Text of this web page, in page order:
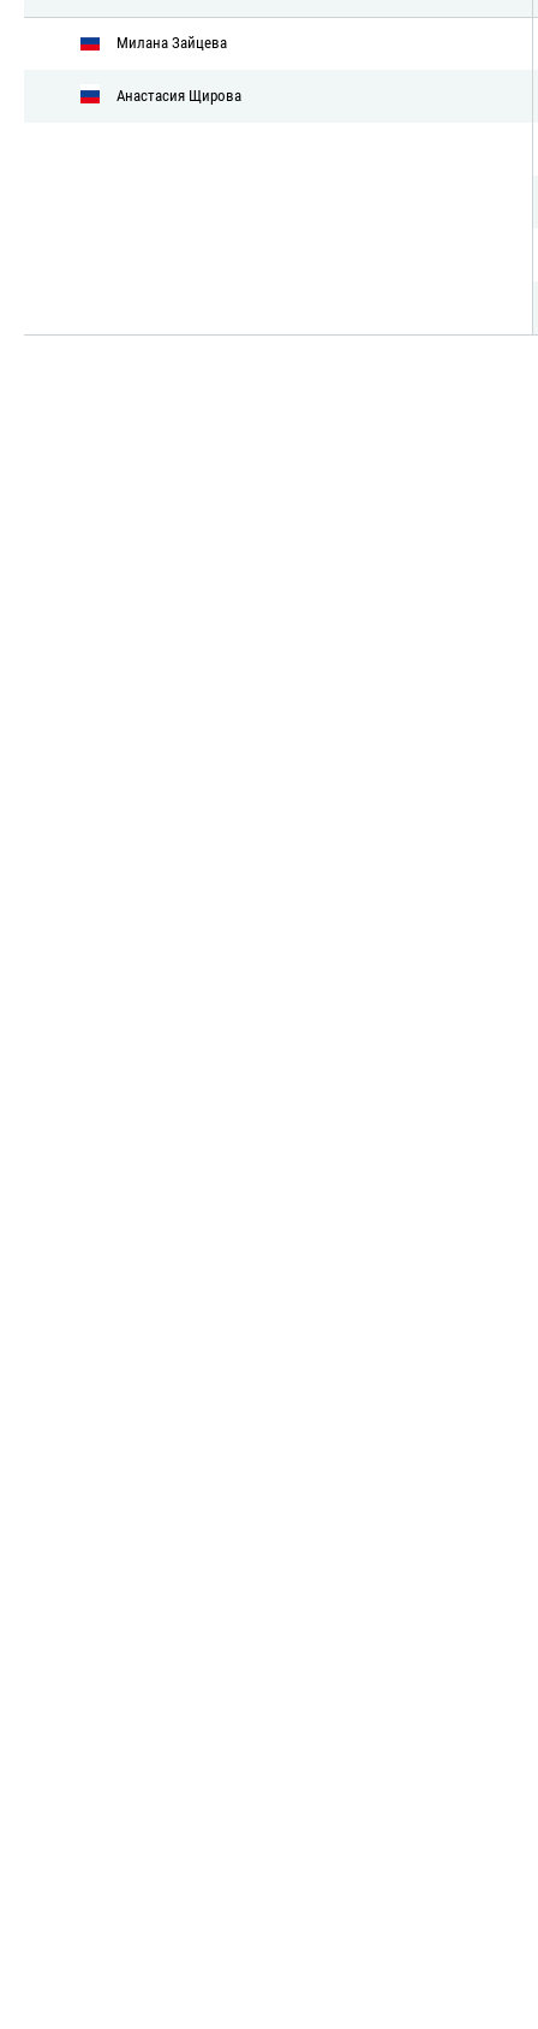
Милана Зайцева
Анастасия Щирова